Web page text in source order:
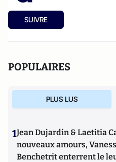
SUIVRE
POPULAIRES
PLUS LUS
1Jean Dujardin & Laetitia
nouveaux amours,
Benchetrit enterrent le